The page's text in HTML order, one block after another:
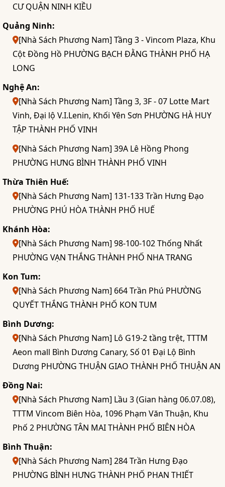
CƯ QUẬN NINH KIỀU
Quảng Ninh:
[Nhà Sách Phương Nam] Tầng 3 - Vincom Plaza, Khu
Cột Đồng Hồ PHƯỜNG BẠCH ĐẰNG THÀNH PHỐ HẠ
LONG
Nghệ An:
[Nhà Sách Phương Nam] Tầng 3, 3F - 07 Lotte Mart
Vinh, Đại lộ V.I.Lenin, Khối Yên Sơn PHƯỜNG HÀ HUY
TẬP THÀNH PHỐ VINH
[Nhà Sách Phương Nam] 39A Lê Hồng Phong
PHƯỜNG HƯNG BÌNH THÀNH PHỐ VINH
Thừa Thiên Huế:
[Nhà Sách Phương Nam] 131-133 Trần Hưng Đạo
PHƯỜNG PHÚ HÒA THÀNH PHỐ HUẾ
Khánh Hòa:
[Nhà Sách Phương Nam] 98-100-102 Thống Nhất
PHƯỜNG VẠN THẮNG THÀNH PHỐ NHA TRANG
Kon Tum:
[Nhà Sách Phương Nam] 664 Trần Phú PHƯỜNG
QUYẾT THẮNG THÀNH PHỐ KON TUM
Bình Dương:
[Nhà Sách Phương Nam] Lô G19-2 tầng trệt, TTTM
Aeon mall Bình Dương Canary, Số 01 Đại Lộ Bình
Dương PHƯỜNG THUẬN GIAO THÀNH PHỐ THUẬN AN
Đồng Nai:
[Nhà Sách Phương Nam] Lầu 3 (Gian hàng 06.07.08),
TTTM Vincom Biên Hòa, 1096 Phạm Văn Thuận, Khu
Phố 2 PHƯỜNG TÂN MAI THÀNH PHỐ BIÊN HÒA
Bình Thuận:
[Nhà Sách Phương Nam] 284 Trần Hưng Đạo
PHƯỜNG BÌNH HƯNG THÀNH PHỐ PHAN THIẾT